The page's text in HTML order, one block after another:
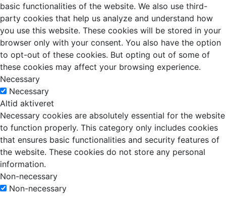
basic functionalities of the website. We also use third-
party cookies that help us analyze and understand how
you use this website. These cookies will be stored in your
browser only with your consent. You also have the option
to opt-out of these cookies. But opting out of some of
these cookies may affect your browsing experience.
Necessary
Necessary
Altid aktiveret
Necessary cookies are absolutely essential for the website
to function properly. This category only includes cookies
that ensures basic functionalities and security features of
the website. These cookies do not store any personal
information.
Non-necessary
Non-necessary